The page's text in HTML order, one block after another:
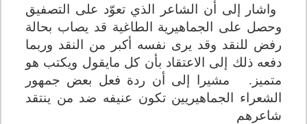
واشار إلى أن الشاعر الذي تعوّد على التصفيق
وحصل على الجماهيرية الطاغية قد يصاب بحالة
رفض للنقد وقد يرى نفسه أكبر من النقد وربما
دفعه ذلك إلى الاعتقاد بأن كل مايقول ويكتب هو
متميز.
مشيرا إلى أن ردة فعل بعض جمهور
الشعراء الجماهيريين تكون عنيفه ضد من ينتقد
شاعرهم